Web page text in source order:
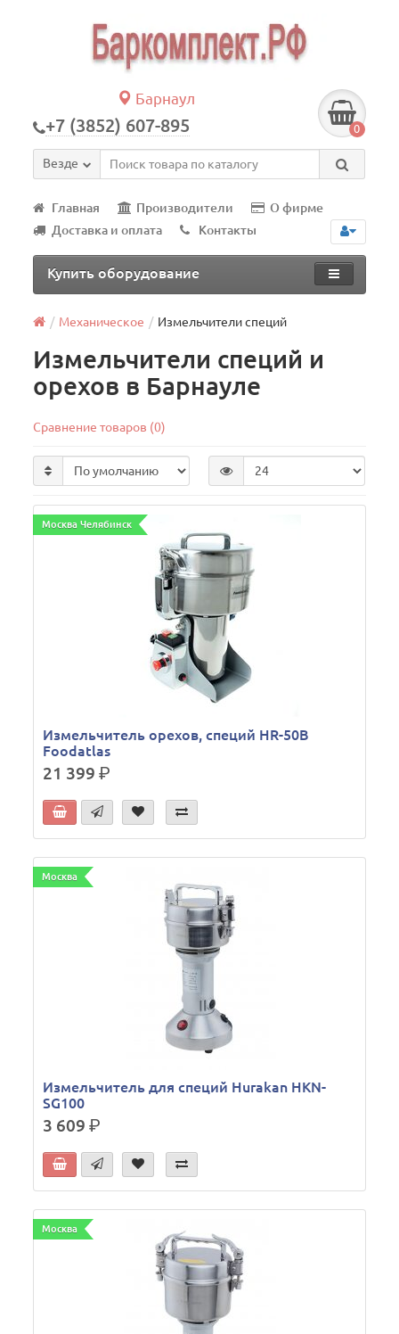
Барнаул
+7 (3852) 607-895 0
Везде
Главная Производители
О фирме
Доставка и оплата
Контакты
Купить оборудование
Механическое Измельчители специй
Измельчители специй и
орехов в Барнауле
Сравнение товаров (0)
Москва Челябинск
Измельчитель орехов, специй HR-50В
Foodatlas
21 399р.
Москва
Измельчитель для специй Hurakan HKN-
SG100
3 609р.
Москва